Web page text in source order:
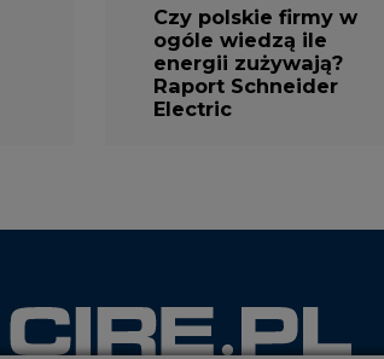
Czy polskie firmy w
ogóle wiedzą ile
energii zużywają?
Raport Schneider
Electric